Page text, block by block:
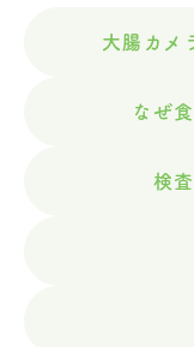
大腸カメ
なぜ
検